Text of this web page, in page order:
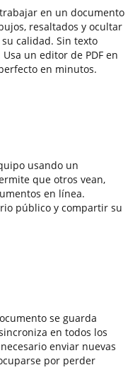
en un documento
resaltados y ocultar
calidad. Sin texto
un editor de PDF en
en minutos.
usando un
que otros vean,
en línea.
público y compartir su
se guarda
en todos los
enviar nuevas
por perder